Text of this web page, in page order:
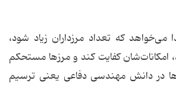
می‌خواهد که تعداد مرزداران زیاد شود،
امکانات‌شان کفایت کند و مرزها مستحکم
در دانش مهندسی دفاعی یعنی ترسیم